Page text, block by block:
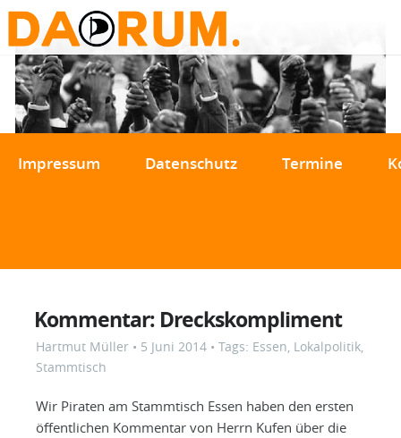
Impressum Datenschutz Termine
Kommentar: Dreckskompliment
Hartmut Müller • 5 Juni 2014 • Tags: Essen, Lokalpolitik,
Stammtisch
Wir Piraten am Stammtisch Essen haben den ersten
öffentlichen Kommentar von Herrn Kufen über die